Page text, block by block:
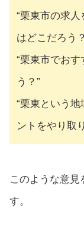
“栗東市の求
はどこだろう
“栗東市でお
う？”
“栗東という
ントをやり取
このような意見
す。